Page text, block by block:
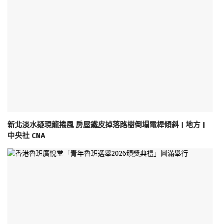
新北淡水疑現龍捲風 房屋鐵皮掉落路樹倒塌電桿傾斜 | 地方 |
中央社 CNA